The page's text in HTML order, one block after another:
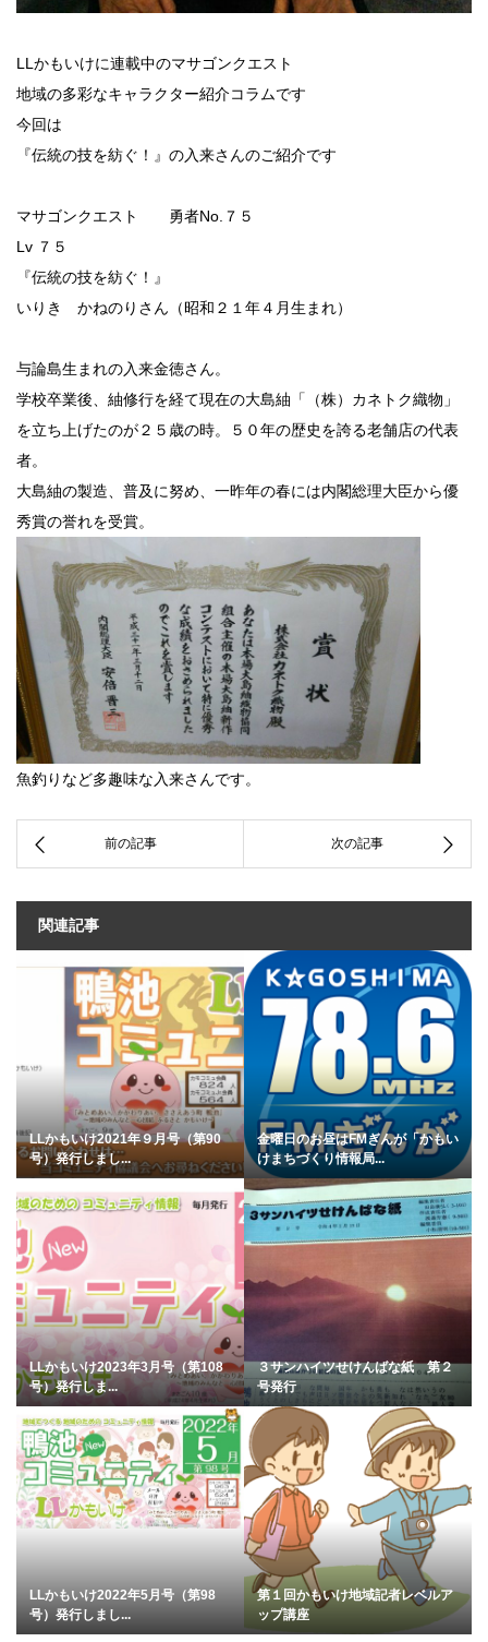
LLかもいけに連載中のマサゴンクエスト
地域の多彩なキャラクター紹介コラムです
今回は
『伝統の技を紡ぐ！』の入来さんのご紹介です
マサゴンクエスト 勇者No.７５
Lv ７５
『伝統の技を紡ぐ！』
いりき かねのりさん（昭和２１年４月生まれ）
与論島生まれの入来金徳さん。
学校卒業後、紬修行を経て現在の大島紬「（株）カネトク織物」
を立ち上げたのが２５歳の時。５０年の歴史を誇る老舗店の代表
者。
大島紬の製造、普及に努め、一昨年の春には内閣総理大臣から優
秀賞の誉れを受賞。
魚釣りなど多趣味な入来さんです。
関連記事
LLかもいけ2021年９月号（第90
号）発行しまし...
金曜日のお昼はFMぎんが「かもい
けまちづくり情報局...
LLかもいけ2023年3月号（第108
号）発行しま...
３サンハイツせけんばな紙 第２
号発行
LLかもいけ2022年5月号（第98
号）発行しまし...
第１回かもいけ地域記者レベルア
ップ講座